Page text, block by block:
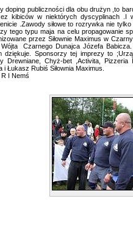
doping publiczności dla obu drużyn ,to
kibiców w niektórych dyscyplinach
.Zawody siłowe to rozrywka nie
tego typu maja na celu propagowanie
przez Siłownie Maximus w
Czarnego Dunajca Józefa
dziękuje. Sponsorzy tej imprezy to
Drewniane, Chyż-bet ,Activita,
i Łukasz Rubiś Siłownia Maximus.
I Nemś